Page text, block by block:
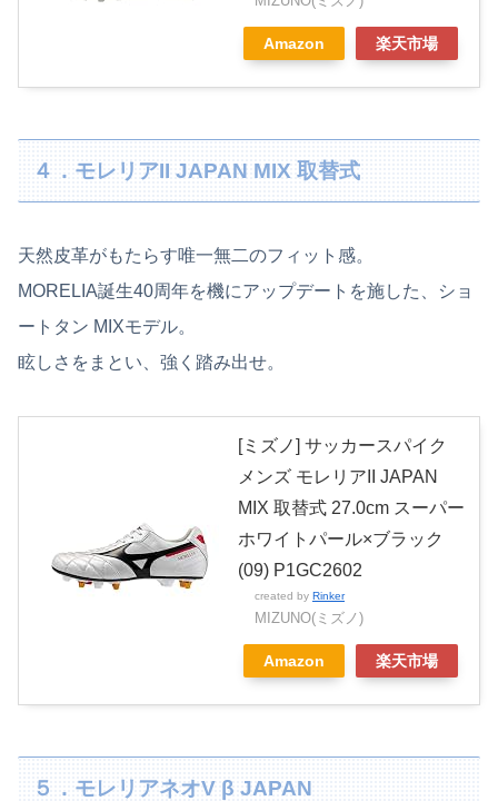
Amazon 楽天市場
４．モレリアII JAPAN MIX 取替式
天然皮革がもたらす唯一無二のフィット感。
MORELIA誕生40周年を機にアップデートを施した、ショ
ートタン MIXモデル。
眩しさをまとい、強く踏み出せ。
[ミズノ] サッカースパイク
メンズ モレリアII JAPAN
MIX 取替式 27.0cm スーパー
ホワイトパール×ブラック
(09) P1GC2602
created by Rinker
MIZUNO(ミズノ)
Amazon 楽天市場
５．モレリアネオV β JAPAN